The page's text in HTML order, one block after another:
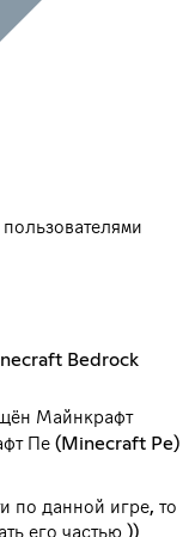
Bedrock
Майнкрафт
Пе (Minecraft Pe)
по данной игре, то
его частью ))